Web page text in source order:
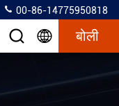
00-86-14775950818
बोली